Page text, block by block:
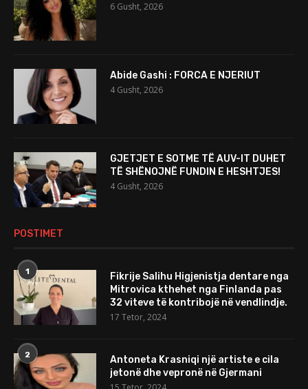
6 Gusht, 2026
Abide Gashi : FORCA E NJERIUT
4 Gusht, 2026
GJETJET E SOTME TË AUV-IT DUHET
TË SHËNOJNË FUNDIN E HESHTJES!
4 Gusht, 2026
POSTIMET
1
Fikrije Salihu Higjenistja dentare nga
Mitrovica kthehet nga Finlanda pas
32 viteve të kontribojë në vendlindje.
17 Tetor, 2024
2
Antoneta Krasniqi një artiste e cila
jetonë dhe vepronë në Gjermani